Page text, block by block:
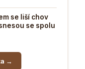
se liší chov
se spolu
→